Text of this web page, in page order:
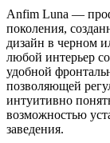
Anfim Luna —
поколения,
дизайн в черном
любой интерьер
удобной
позволяющей
интуитивно
возможностью
заведения.